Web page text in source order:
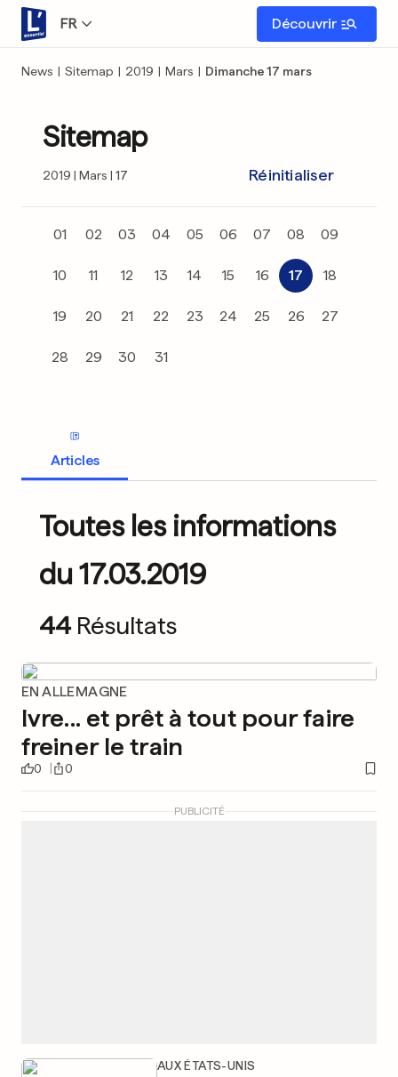
FR Découvrir
News | Sitemap | 2019 | Mars | Dimanche 17 mars
Sitemap
2019 Mars 17 Réinitialiser
01 02 03 04 05 06 07 08 09
10 11 12 13 14 15 16 17 18
19 20 21 22 23 24 25 26 27
28 29 30 31
Articles
Toutes les informations
du 17.03.2019
44 Résultats
EN ALLEMAGNE
Ivre... et prêt à tout pour faire
freiner le train
0 0
AUX ÉTATS-UNIS
PUBLICITÉ